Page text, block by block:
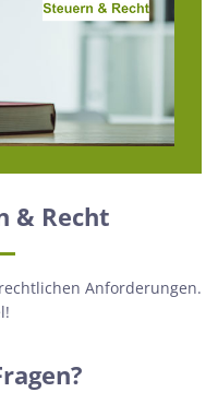
& Recht
Anforderungen.